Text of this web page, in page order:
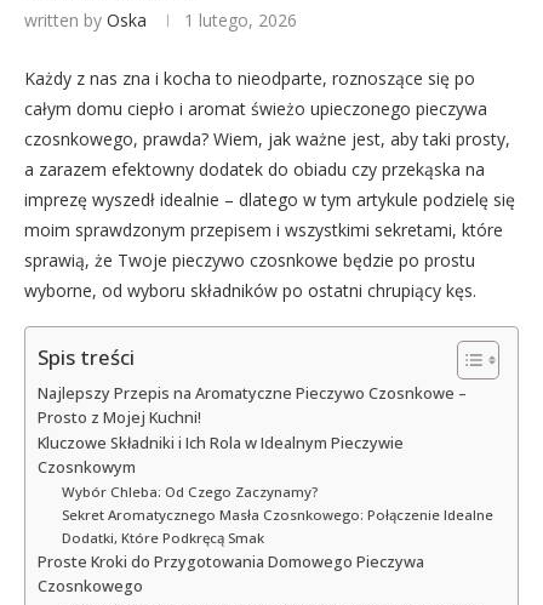
written by Oska 1 lutego, 2026
Każdy z nas zna i kocha to nieodparte, roznoszące się po
całym domu ciepło i aromat świeżo upieczonego pieczywa
czosnkowego, prawda? Wiem, jak ważne jest, aby taki prosty,
a zarazem efektowny dodatek do obiadu czy przekąska na
imprezę wyszedł idealnie – dlatego w tym artykule podzielę się
moim sprawdzonym przepisem i wszystkimi sekretami, które
sprawią, że Twoje pieczywo czosnkowe będzie po prostu
wyborne, od wyboru składników po ostatni chrupiący kęs.
Spis treści
Najlepszy Przepis na Aromatyczne Pieczywo Czosnkowe –
Prosto z Mojej Kuchni!
Kluczowe Składniki i Ich Rola w Idealnym Pieczywie
Czosnkowym
Wybór Chleba: Od Czego Zaczynamy?
Sekret Aromatycznego Masła Czosnkowego: Połączenie Idealne
Dodatki, Które Podkręcą Smak
Proste Kroki do Przygotowania Domowego Pieczywa
Czosnkowego